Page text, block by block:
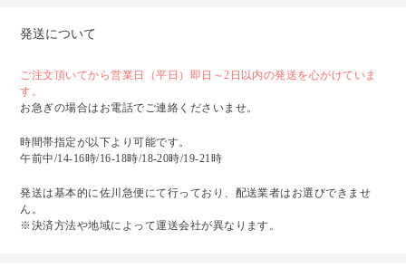
発送について
ご注文頂いてから営業日（平日）即日～2日以内の発送を心がけていま
す。
お急ぎの場合はお電話でご連絡くださいませ。
時間帯指定が以下より可能です。
午前中/14-16時/16-18時/18-20時/19-21時
発送は基本的に佐川急便にて行っており、配送業者はお選びできませ
ん。
※決済方法や地域によって運送会社が異なります。